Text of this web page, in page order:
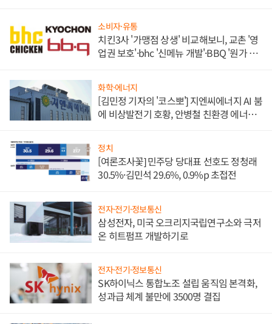
소비자·유통
치킨3사 '가맹점 상생' 비교해보니, 교촌 '영
업권 보호'·bhc '신메뉴 개발'·BBQ '원가 부
화학·에너지
[김민정 기자의 '코스뽀'] 지엔씨에너지 AI 붐
에 비상발전기 호황, 안병철 친환경 에너지
정치
[여론조사꽃] 민주당 당대표 선호도 정청래
30.5%·김민석 29.6%, 0.9%p 초접전
전자·전기·정보통신
삼성전자, 미국 오크리지국립연구소와 극저
온 히트펌프 개발하기로
전자·전기·정보통신
SK하이닉스 통합노조 설립 움직임 본격화,
성과급 체계 불만에 3500명 결집